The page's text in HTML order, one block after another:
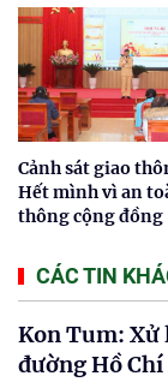
Cảnh sát giao
Hết mình vì an
thông cộng đồng
CÁC TIN
Kon Tum: Xử
đường Hồ